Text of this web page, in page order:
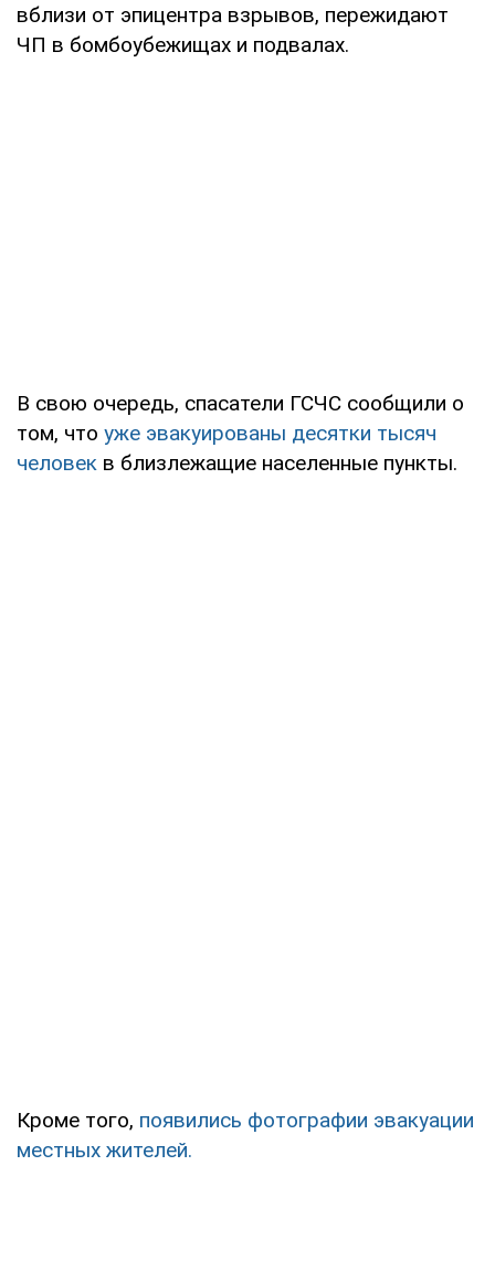
вблизи от эпицентра взрывов, пережидают
ЧП в бомбоубежищах и подвалах.
В свою очередь, спасатели ГСЧС сообщили о
том, что уже эвакуированы десятки тысяч
человек в близлежащие населенные пункты.
Кроме того, появились фотографии эвакуации
местных жителей.